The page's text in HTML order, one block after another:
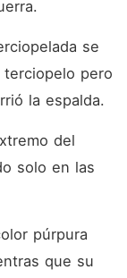
se
pero
la espalda.
del
solo en las
púrpura
que su